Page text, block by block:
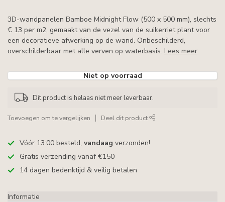
3D-wandpanelen Bamboe Midnight Flow (500 x 500 mm), slechts
€ 13 per m2, gemaakt van de vezel van de suikerriet plant voor
een decoratieve afwerking op de wand. Onbeschilderd,
overschilderbaar met alle verven op waterbasis. Lees meer.
Niet op voorraad
Dit product is helaas niet meer leverbaar.
Toevoegen om te vergelijken Deel dit product
Vóór 13:00 besteld, vandaag verzonden!
Gratis verzending vanaf €150
14 dagen bedenktijd & veilig betalen
Informatie